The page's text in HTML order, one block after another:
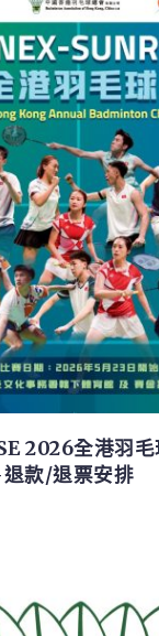
2026全港羽
款/退票安排